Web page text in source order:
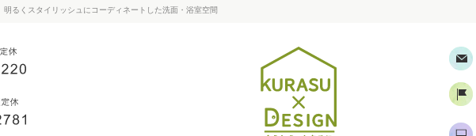
明るくスタイリッシュにコーディネートした洗面・浴室空間